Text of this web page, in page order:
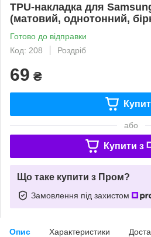
TPU-накладка для
(матовий, однотонний,
Готово до відправки
Код: 208
Роздріб
69 ₴
або
Купити з
Що таке купити з Пром?
Замовлення під захистом
Опис Характеристики